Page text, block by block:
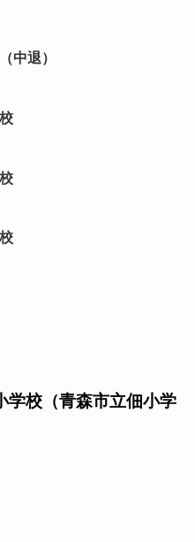
中退）
学校（青森市立佃小学